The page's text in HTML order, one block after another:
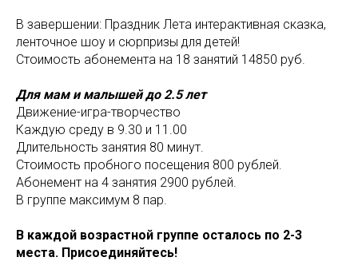
В завершении: Праздник Лета интерактивная сказка,
ленточное шоу и сюрпризы для детей!
Стоимость абонемента на 18 занятий 14850 руб.
Для мам и малышей до 2.5 лет
Движение-игра-творчество
Каждую среду в 9.30 и 11.00
Длительность занятия 80 минут.
Стоимость пробного посещения 800 рублей.
Абонемент на 4 занятия 2900 рублей.
В группе максимум 8 пар.
В каждой возрастной группе осталось по 2-3
места. Присоединяйтесь!